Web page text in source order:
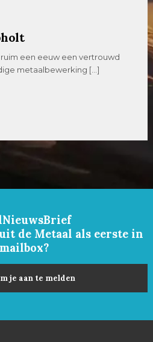
ruim een eeuw een vertrouwd
metaalbewerking […]
de Metaal als eerste in
je aan te melden